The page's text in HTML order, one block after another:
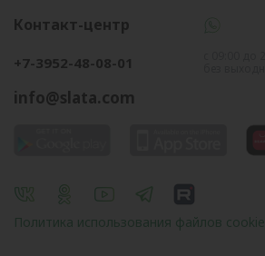
Контакт-центр
+7-3952-48-08-01
info@slata.com
Политика использования файлов cookie